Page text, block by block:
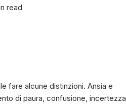
read
fare alcune distinzioni. Ansia e
di paura, confusione, incertezza,